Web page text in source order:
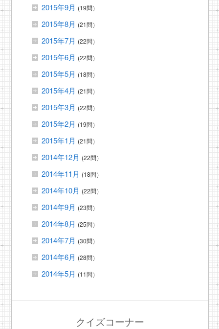
2015年9月 (19問）
2015年8月 (21問）
2015年7月 (22問）
2015年6月 (22問）
2015年5月 (18問）
2015年4月 (21問）
2015年3月 (22問）
2015年2月 (19問）
2015年1月 (21問）
2014年12月 (22問）
2014年11月 (18問）
2014年10月 (22問）
2014年9月 (23問）
2014年8月 (25問）
2014年7月 (30問）
2014年6月 (28問）
2014年5月 (11問）
クイズコーナー